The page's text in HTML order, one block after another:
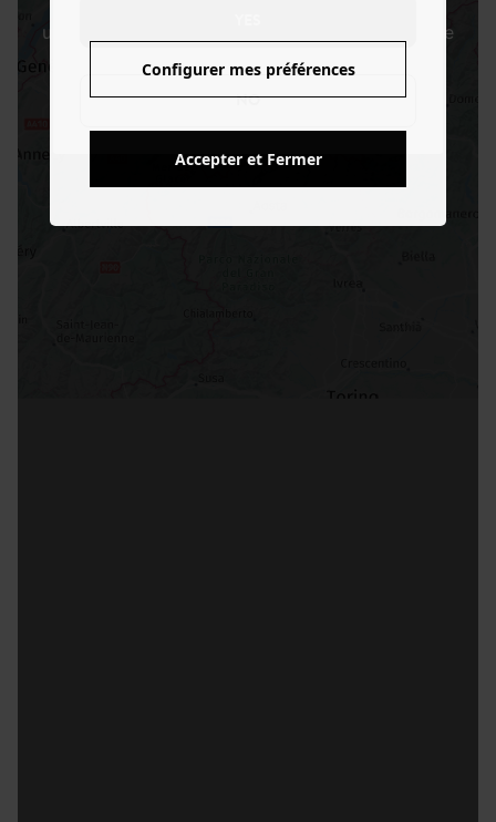
NO
utilisant la barre de recherche en haut de la page
Configurer mes préférences
Accepter et Fermer